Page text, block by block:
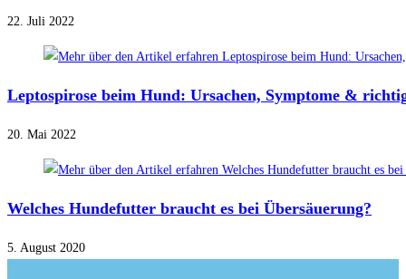
22. Juli 2022
Leptospirose beim Hund: Ursachen, Symptome &
20. Mai 2022
Welches Hundefutter braucht es bei Übersäuerung?
5. August 2020